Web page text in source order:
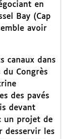
en
Bay (Cap
avoir
canaux dans
Congrès
des pavés
devant
un projet de
desservir les